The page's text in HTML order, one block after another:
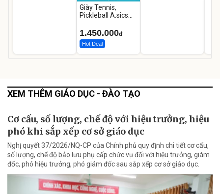
Giày Tennis,
Pickleball A.sics
Các Phối Màu
1.450.000đ
Hot Deal
XEM THÊM GIÁO DỤC - ĐÀO TẠO
Cơ cấu, số lượng, chế độ với hiệu trưởng, hiệu
phó khi sắp xếp cơ sở giáo dục
Nghị quyết 37/2026/NQ-CP của Chính phủ quy định chi tiết cơ cấu,
số lượng, chế độ bảo lưu phụ cấp chức vụ đối với hiệu trưởng, giám
đốc, phó hiệu trưởng, phó giám đốc sau sắp xếp cơ sở giáo dục.